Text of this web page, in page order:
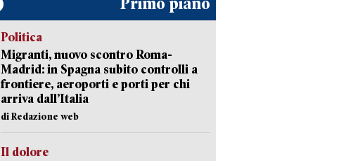
Politica
Migranti, nuovo scontro Roma-
Madrid: in Spagna subito controlli a
frontiere, aeroporti e porti per chi
arriva dall’Italia
di Redazione web
Il dolore